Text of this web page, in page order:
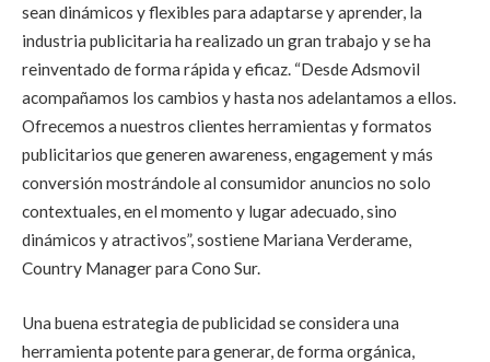
sean dinámicos y flexibles para adaptarse y aprender, la
industria publicitaria ha realizado un gran trabajo y se ha
reinventado de forma rápida y eficaz. “Desde Adsmovil
acompañamos los cambios y hasta nos adelantamos a ellos.
Ofrecemos a nuestros clientes herramientas y formatos
publicitarios que generen awareness, engagement y más
conversión mostrándole al consumidor anuncios no solo
contextuales, en el momento y lugar adecuado, sino
dinámicos y atractivos”, sostiene Mariana Verderame,
Country Manager para Cono Sur.
Una buena estrategia de publicidad se considera una
herramienta potente para generar, de forma orgánica,